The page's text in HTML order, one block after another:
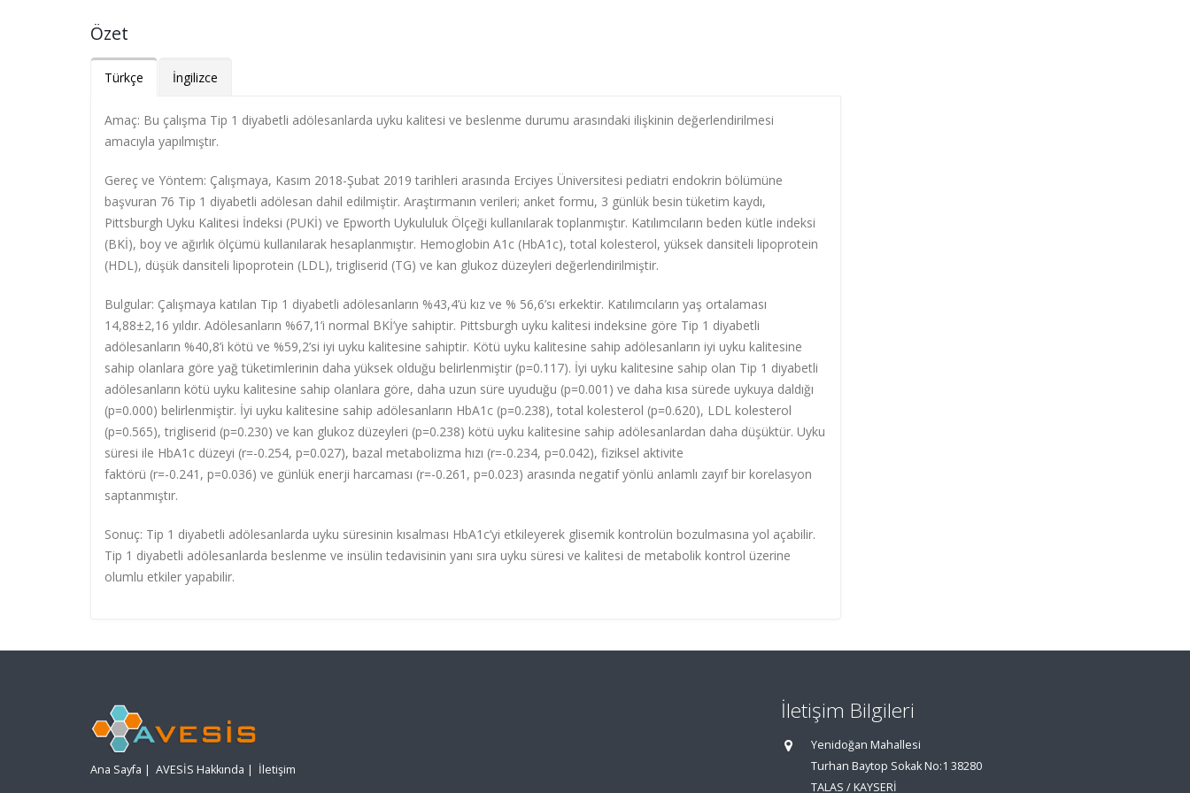
Özet
Türkçe İngilizce
Amaç: Bu çalışma Tip 1 diyabetli adölesanlarda uyku kalitesi ve beslenme durumu arasındaki ilişkinin değerlendirilmesi
amacıyla yapılmıştır.
Gereç ve Yöntem: Çalışmaya, Kasım 2018-Şubat 2019 tarihleri arasında Erciyes Üniversitesi pediatri endokrin bölümüne
başvuran 76 Tip 1 diyabetli adölesan dahil edilmiştir. Araştırmanın verileri; anket formu, 3 günlük besin tüketim kaydı,
Pittsburgh Uyku Kalitesi İndeksi (PUKİ) ve Epworth Uykululuk Ölçeği kullanılarak toplanmıştır. Katılımcıların beden kütle indeksi
(BKİ), boy ve ağırlık ölçümü kullanılarak hesaplanmıştır. Hemoglobin A1c (HbA1c), total kolesterol, yüksek dansiteli lipoprotein
(HDL), düşük dansiteli lipoprotein (LDL), trigliserid (TG) ve kan glukoz düzeyleri değerlendirilmiştir.
Bulgular: Çalışmaya katılan Tip 1 diyabetli adölesanların %43,4’ü kız ve % 56,6’sı erkektir. Katılımcıların yaş ortalaması
14,88±2,16 yıldır. Adölesanların %67,1’i normal BKİ’ye sahiptir. Pittsburgh uyku kalitesi indeksine göre Tip 1 diyabetli
adölesanların %40,8’i kötü ve %59,2’si iyi uyku kalitesine sahiptir. Kötü uyku kalitesine sahip adölesanların iyi uyku kalitesine
sahip olanlara göre yağ tüketimlerinin daha yüksek olduğu belirlenmiştir (p=0.117). İyi uyku kalitesine sahip olan Tip 1 diyabetli
adölesanların kötü uyku kalitesine sahip olanlara göre, daha uzun süre uyuduğu (p=0.001) ve daha kısa sürede uykuya daldığı
(p=0.000) belirlenmiştir. İyi uyku kalitesine sahip adölesanların HbA1c (p=0.238), total kolesterol (p=0.620), LDL kolesterol
(p=0.565), trigliserid (p=0.230) ve kan glukoz düzeyleri (p=0.238) kötü uyku kalitesine sahip adölesanlardan daha düşüktür. Uyku
süresi ile HbA1c düzeyi (r=-0.254, p=0.027), bazal metabolizma hızı (r=-0.234, p=0.042), fiziksel aktivite
faktörü (r=-0.241, p=0.036) ve günlük enerji harcaması (r=-0.261, p=0.023) arasında negatif yönlü anlamlı zayıf bir korelasyon
saptanmıştır.
Sonuç: Tip 1 diyabetli adölesanlarda uyku süresinin kısalması HbA1c’yi etkileyerek glisemik kontrolün bozulmasına yol açabilir.
Tip 1 diyabetli adölesanlarda beslenme ve insülin tedavisinin yanı sıra uyku süresi ve kalitesi de metabolik kontrol üzerine
olumlu etkiler yapabilir.
Ana Sayfa | AVESİS Hakkında | İletişim
İletişim Bilgileri
Yenidoğan Mahallesi
Turhan Baytop Sokak No:1 38280
TALAS / KAYSERİ